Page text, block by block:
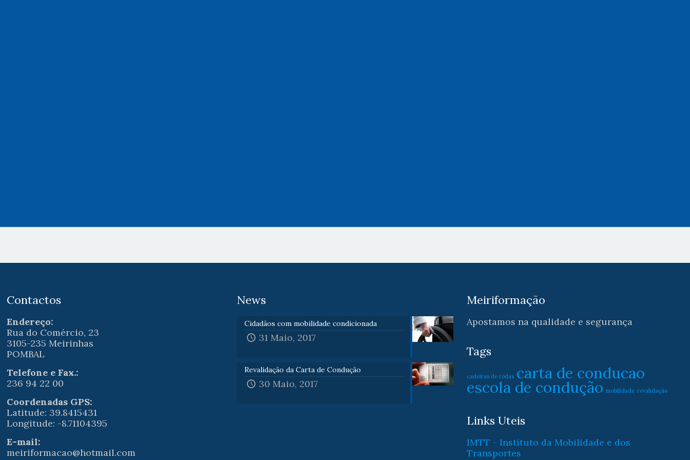
Contactos
Endereço:
Rua do Comércio, 23
3105-235 Meirinhas
POMBAL
Telefone e Fax.:
236 94 22 00
Coordenadas GPS:
Latitude: 39.8415431
Longitude: -8.71104395
E-mail:
meiriformacao@hotmail.com
News
Cidadãos com mobilidade condicionada
31 Maio, 2017
Revalidação da Carta de Condução
30 Maio, 2017
Meiriformação
Apostamos na qualidade e segurança
Tags
cadeiras de rodas carta de conducao
escola de condução mobilidade revalidação
Links Uteis
IMTT - Instituto da Mobilidade e dos
Transportes